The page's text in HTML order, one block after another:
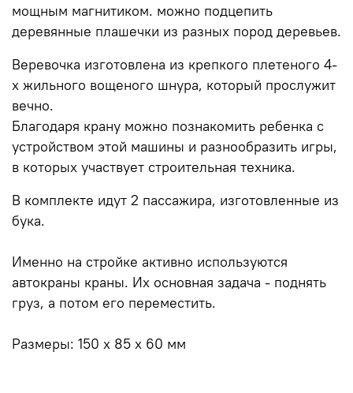
мощным магнитиком. можно подцепить
деревянные плашечки из разных пород деревьев.
Веревочка изготовлена из крепкого плетеного 4-
х жильного вощеного шнура, который прослужит
вечно.
Благодаря крану можно познакомить ребенка с
устройством этой машины и разнообразить игры,
в которых участвует строительная техника.
В комплекте идут 2 пассажира, изготовленные из
бука.
Именно на стройке активно используются
автокраны краны. Их основная задача - поднять
груз, а потом его переместить.
Размеры: 150 х 85 х 60 мм